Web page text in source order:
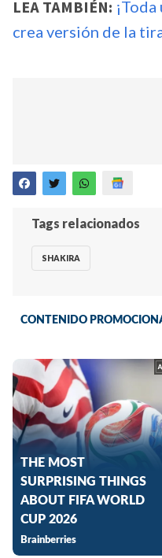
LEA TAMBIÉN:
crea versión de la
Tags relacionados
SHAKIRA